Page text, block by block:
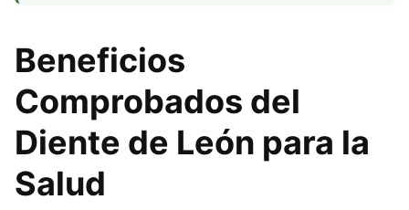
Beneficios
Comprobados del
Diente de León para la
Salud